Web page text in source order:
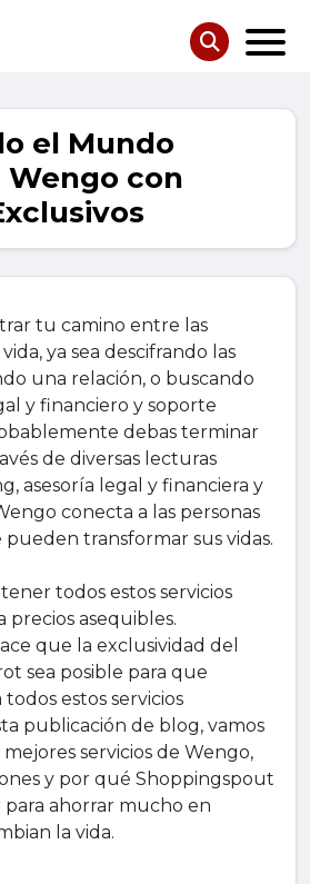
el Mundo
con
tu camino entre las
ya sea descifrando las
una relación, o buscando
y financiero y soporte
debas terminar
de diversas lecturas
asesoría legal y financiera y
conecta a las personas
transformar sus vidas.
todos estos servicios
precios asequibles.
que la exclusividad del
sea posible para que
estos servicios
publicación de blog, vamos
servicios de Wengo,
y por qué Shoppingspout
ahorrar mucho en
la vida.